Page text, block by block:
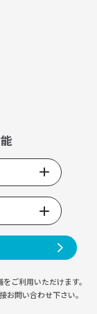
ご利用いただけます。
お問い合わせ下さい。